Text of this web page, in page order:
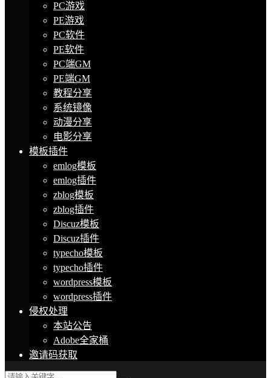
PC游戏
PE游戏
PC软件
PE软件
PC端GM
PE端GM
教程分享
系统镜像
动漫分享
电影分享
模板插件
emlog模板
emlog插件
zblog模板
zblog插件
Discuz模板
Discuz插件
typecho模板
typecho插件
wordpress模板
wordpress插件
侵权处理
本站公告
Adobe全家桶
邀请码获取